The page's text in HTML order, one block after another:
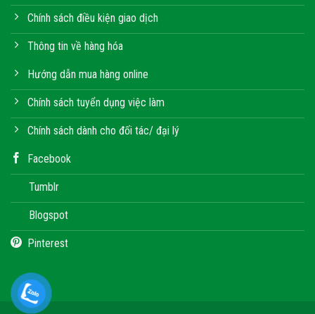
Chính sách điều kiện giao dịch
Thông tin về hàng hóa
Hướng dẫn mua hàng online
Chính sách tuyển dụng việc làm
Chính sách dành cho đối tác/ đại lý
Facebook
Tumblr
Blogspot
Pinterest